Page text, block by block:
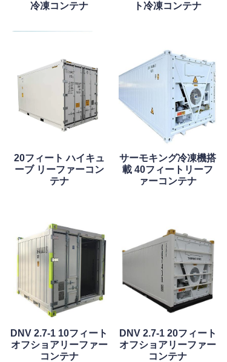
冷凍コンテナ
ト冷凍コンテナ
20フィート ハイキュ
ーブ リーファーコン
テナ
サーモキング冷凍機搭
載 40フィートリーフ
ァーコンテナ
DNV 2.7-1 10フィート
オフショアリーファー
コンテナ
DNV 2.7-1 20フィート
オフショアリーファー
コンテナ